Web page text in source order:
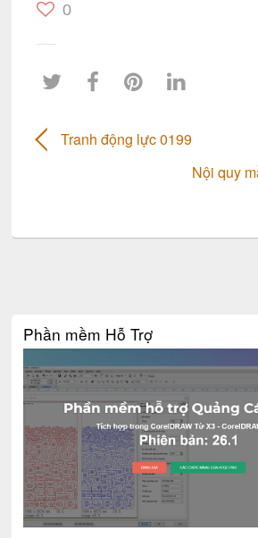
0
Tranh động lực 0199
Nội quy
Phần mềm Hỗ Trợ